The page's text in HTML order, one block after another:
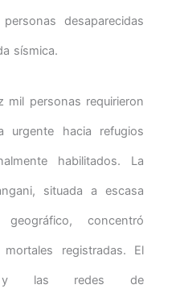
desaparecidas
sísmica.
mil personas requirieron
urgente hacia refugios
habilitados. La
situada a escasa
concentró
registradas. El
y las redes de